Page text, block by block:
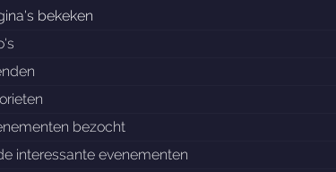
bekeken
bezocht
interessante evenementen